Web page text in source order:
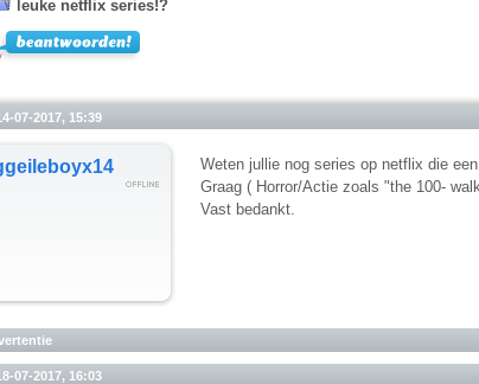
leuke netflix series!?
07-2017, 15:39
Weten jullie nog series op netflix die
Graag ( Horror/Actie zoals "the 100-
Vast bedankt.
07-2017, 16:03